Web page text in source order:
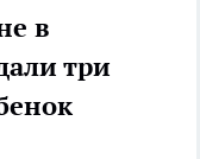
в
три